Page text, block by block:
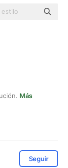
Más
Seguir